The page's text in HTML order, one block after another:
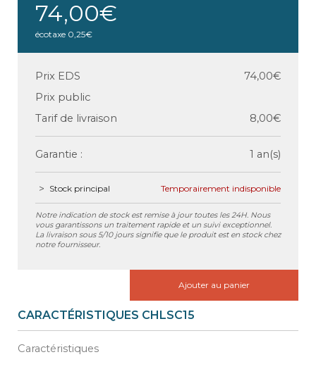
74,00€
écotaxe 0,25€
Prix EDS
74,00€
Prix public
Tarif de livraison
8,00€
Garantie : 1 an(s)
Stock principal Temporairement indisponible
Notre indication de stock est remise à jour toutes les 24H. Nous
vous garantissons un traitement rapide et un suivi exceptionnel.
La livraison sous 5/10 jours signifie que le produit est en stock chez
notre fournisseur.
Ajouter au panier
CARACTÉRISTIQUES CHLSC15
Caractéristiques